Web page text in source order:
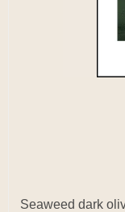
Seaweed dark